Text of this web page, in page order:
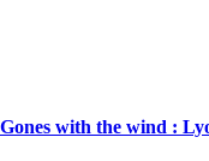
Gones with the wind :